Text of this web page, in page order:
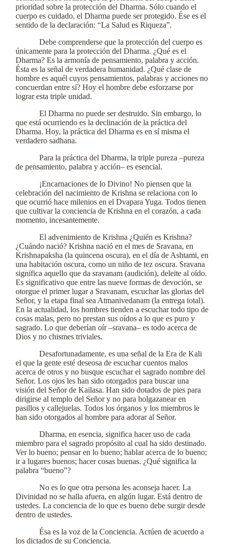
prioridad sobre la protección del Dharma. Sólo cuando el
cuerpo es cuidado, el Dharma puede ser protegido. Ése es el
sentido de la declaración: “La Salud es Riqueza”.
Debe comprenderse que la protección del cuerpo es
únicamente para la protección del Dharma. ¿Qué es el
Dharma? Es la armonía de pensamiento, palabra y acción.
Ésta es la señal de verdadera humanidad. ¿Qué clase de
hombre es aquél cuyos pensamientos, palabras y acciones no
concuerdan entre sí? Hoy el hombre debe esforzarse por
lograr esta triple unidad.
El Dharma no puede ser destruido. Sin embargo, lo
que está ocurriendo es la declinación de la práctica del
Dharma. Hoy, la práctica del Dharma es en sí misma el
verdadero sadhana.
Para la práctica del Dharma, la triple pureza –pureza
de pensamiento, palabra y acción– es esencial.
¡Encarnaciones de lo Divino! No piensen que la
celebración del nacimiento de Krishna se relaciona con lo
que ocurrió hace milenios en el Dvapara Yuga. Todos tienen
que cultivar la conciencia de Krishna en el corazón, a cada
momento, incesantemente.
El advenimiento de Krishna ¿Quién es Krishna?
¿Cuándo nació? Krishna nació en el mes de Sravana, en
Krishnapaksha (la quincena oscura), en el día de Ashtami, en
una habitación oscura, como un niño de tez oscura. Sravana
significa aquello que da sravanam (audición), deleite al oído.
Es significativo que entre las nueve formas de devoción, se
otorgue el primer lugar a Sravanam, escuchar las glorias del
Señor, y la etapa final sea Atmanivedanam (la entrega total).
En la actualidad, los hombres tienden a escuchar todo tipo de
cosas malas, pero no prestan sus oídos a lo que es puro y
sagrado. Lo que deberían oír –sravana– es todo acerca de
Dios y no chismes triviales.
Desafortunadamente, es una señal de la Era de Kali
el que la gente esté deseosa de escuchar cuentos malos
acerca de otros y no busque escuchar el sagrado nombre del
Señor. Los ojos les han sido otorgados para buscar una
visión del Señor de Kailasa. Han sido dotados de pies para
dirigirse al templo del Señor y no para holgazanear en
pasillos y callejuelas. Todos los órganos y los miembros le
han sido otorgados al hombre para adorar al Señor.
Dharma, en esencia, significa hacer uso de cada
miembro para el sagrado propósito al cual ha sido destinado.
Ver lo bueno; pensar en lo bueno; hablar acerca de lo bueno;
ir a lugares buenos; hacer cosas buenas. ¿Qué significa la
palabra “bueno”?
No es lo que otra persona les aconseja hacer. La
Divinidad no se halla afuera, en algún lugar. Está dentro de
ustedes. La conciencia de lo que es bueno debe surgir desde
dentro de ustedes.
Ésa es la voz de la Conciencia. Actúen de acuerdo a
los dictados de su Conciencia.